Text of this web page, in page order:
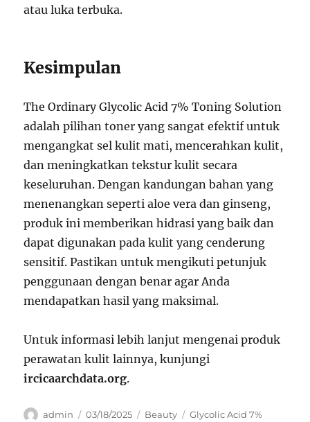
atau luka terbuka.
Kesimpulan
The Ordinary Glycolic Acid 7% Toning Solution
adalah pilihan toner yang sangat efektif untuk
mengangkat sel kulit mati, mencerahkan kulit,
dan meningkatkan tekstur kulit secara
keseluruhan. Dengan kandungan bahan yang
menenangkan seperti aloe vera dan ginseng,
produk ini memberikan hidrasi yang baik dan
dapat digunakan pada kulit yang cenderung
sensitif. Pastikan untuk mengikuti petunjuk
penggunaan dengan benar agar Anda
mendapatkan hasil yang maksimal.
Untuk informasi lebih lanjut mengenai produk
perawatan kulit lainnya, kunjungi
ircicaarchdata.org.
Author
admin
Posted
03/18/2025 Categories
Beauty Tags
Glycolic Acid 7%